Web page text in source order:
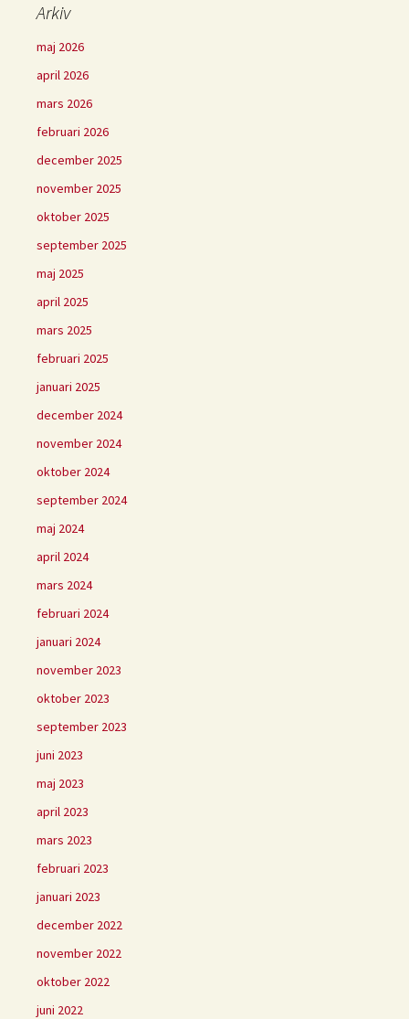
Arkiv
maj 2026
april 2026
mars 2026
februari 2026
december 2025
november 2025
oktober 2025
september 2025
maj 2025
april 2025
mars 2025
februari 2025
januari 2025
december 2024
november 2024
oktober 2024
september 2024
maj 2024
april 2024
mars 2024
februari 2024
januari 2024
november 2023
oktober 2023
september 2023
juni 2023
maj 2023
april 2023
mars 2023
februari 2023
januari 2023
december 2022
november 2022
oktober 2022
juni 2022